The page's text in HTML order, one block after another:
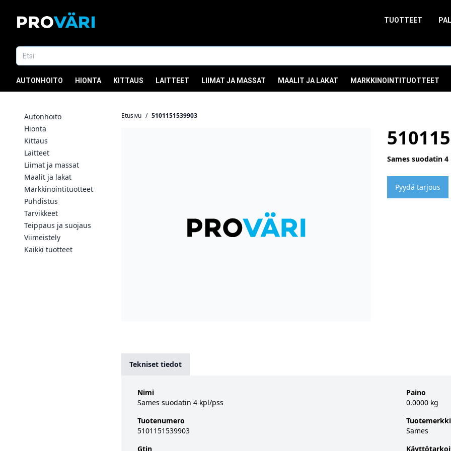
TUOTTEET
AUTONHOITO HIONTA KITTAUS LAITTEET LIIMAT JA MASSAT MAALIT JA LAKAT MARKKINOINTITUOTTEET
Autonhoito
Hionta
Kittaus
Laitteet
Liimat ja massat
Maalit ja lakat
Markkinointituotteet
Puhdistus
Tarvikkeet
Teippaus ja suojaus
Viimeistely
Kaikki tuotteet
Etusivu / 5101151539903
Sames suodatin
Pyydä tarjous
Tekniset tiedot
Nimi
Sames suodatin 4 kpl/pss
Tuotenumero
5101151539903
Gtin
Paino
0.0000 kg
Tuotemerkki
Sames